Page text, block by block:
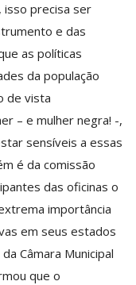
isso precisa ser
e das
as políticas
da população
de vista
– e mulher negra! -,
sensíveis a essas
é da comissão
das oficinas o
importância
em seus estados
Câmara Municipal
que o